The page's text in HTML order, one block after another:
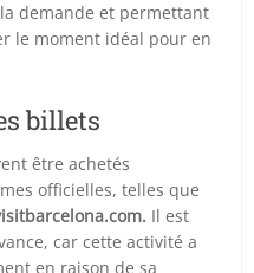
demande et permettant
le moment idéal pour en
billets
être achetés
officielles, telles que
Il est
car cette activité a
en raison de sa